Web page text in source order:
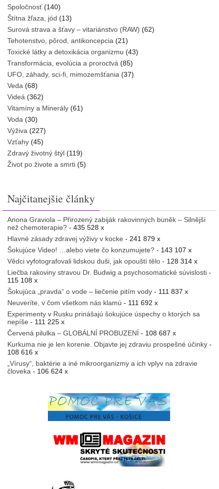
Spoločnosť(140)
Štítna žľaza, jód (13)
Surová strava a šťavy – vitariánstvo (RAW) (62)
Tehotenstvo, pôrod, antikoncepcia (21)
Toxické látky a detoxikácia organizmu (43)
Transformácia, evolúcia a proroctvá (85)
UFO, záhady, sci-fi, mimozemšťania (37)
Veda (68)
Videá (362)
Vitamíny a Minerály (61)
Voda (30)
Výživa (227)
Vzťahy (45)
Zdravý životný štýl (119)
Život po živote a smrti (5)
Najčitanejšie články
Anona Graviola – Přirozený zabiják rakovinných buněk – Silnější
než chemoterapie? - 435 528 x
Hlavné zásady zdravej výživy v kocke - 241 879 x
Šokujúce Video! …alebo viete čo konzumujete? - 143 107 x
Vědci vyfotografovali lidskou duši, jak opouští tělo - 128 314 x
Liečba rakoviny stravou Dr. Budwig a psychosomatické súvislosti -
115 108 x
Šokujúca „pravda“ o vode – liečenie pitím vody - 111 837 x
Neuveríte, v čom všetkom nás klamú - 111 692 x
Experimenty v Rusku prinášajú šokujúce úspechy o ktorých sa
nepíše - 111 225 x
Červená pilulka – GLOBÁLNÍ PROBUZENÍ - 108 687 x
Kurkuma nie je len korenie. Objavte jej zdraviu prospešné účinky -
108 616 x
„Vírusy“, baktérie a iné mikroorganizmy a ich vplyv na zdravie
človeka - 106 624 x